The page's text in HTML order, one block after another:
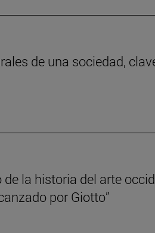
de una sociedad,
de la historia del arte
por Giotto”